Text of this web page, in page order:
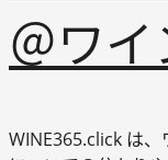
＠ワ
WINE365.click は